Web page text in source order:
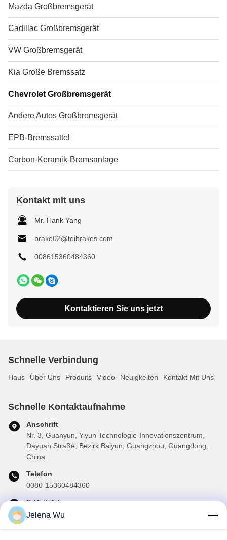
Mazda Großbremsgerät
Cadillac Großbremsgerät
VW Großbremsgerät
Kia Große Bremssatz
Chevrolet Großbremsgerät
Andere Autos Großbremsgerät
EPB-Bremssattel
Carbon-Keramik-Bremsanlage
Kontakt mit uns
Mr. Hank Yang
brake02@teibrakes.com
008615360484360
Kontaktieren Sie uns jetzt
Schnelle Verbindung
Haus Über Uns Produits Video Neuigkeiten Kontakt Mit Uns
Schnelle Kontaktaufnahme
Anschrift
Nr. 3, Guanyun, Yiyun Technologie-Innovationszentrum,
Dayuan Straße, Bezirk Baiyun, Guangzhou, Guangdong,
China
Telefon
0086-15360484360
E-Mail-Adresse
brake02@teibrakes.com
Jelena Wu